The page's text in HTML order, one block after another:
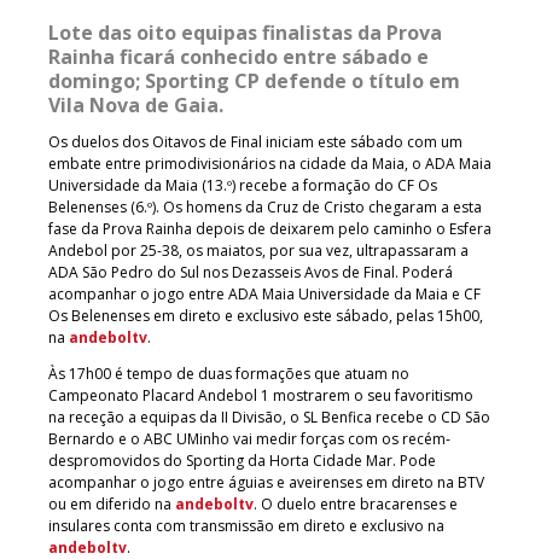
Lote das oito equipas finalistas da Prova
Rainha ficará conhecido entre sábado e
domingo; Sporting CP defende o título em
Vila Nova de Gaia.
Os duelos dos Oitavos de Final iniciam este sábado com um
embate entre primodivisionários na cidade da Maia, o ADA Maia
Universidade da Maia (13.º) recebe a formação do CF Os
Belenenses (6.º). Os homens da Cruz de Cristo chegaram a esta
fase da Prova Rainha depois de deixarem pelo caminho o Esfera
Andebol por 25-38, os maiatos, por sua vez, ultrapassaram a
ADA São Pedro do Sul nos Dezasseis Avos de Final. Poderá
acompanhar o jogo entre ADA Maia Universidade da Maia e CF
Os Belenenses em direto e exclusivo este sábado, pelas 15h00,
na andeboltv.
Às 17h00 é tempo de duas formações que atuam no
Campeonato Placard Andebol 1 mostrarem o seu favoritismo
na receção a equipas da II Divisão, o SL Benfica recebe o CD São
Bernardo e o ABC UMinho vai medir forças com os recém-
despromovidos do Sporting da Horta Cidade Mar. Pode
acompanhar o jogo entre águias e aveirenses em direto na BTV
ou em diferido na andeboltv. O duelo entre bracarenses e
insulares conta com transmissão em direto e exclusivo na
andeboltv.